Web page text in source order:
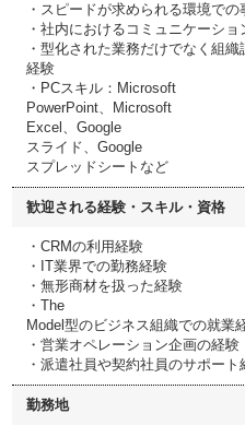
・スピードが求められる環境で
・社内におけるコミュニケーシ
・型化された業務だけでなく組
経験
・PCスキル：Microsoft
PowerPoint、Microsoft
Excel、Google
スライド、Google
スプレッドシートなど
歓迎される経験・スキル・資格
・CRMの利用経験
・IT業界での勤務経験
・無形商材を扱った経験
・The
Model型のビジネス組織での就業
・営業オペレーション企画の経験
・派遣社員や契約社員のサポート
勤務地